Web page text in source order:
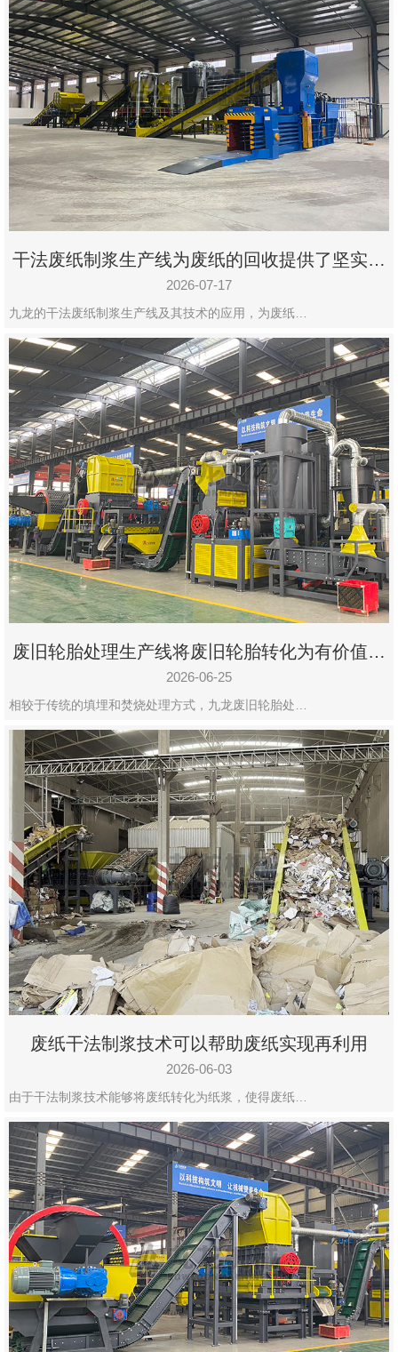
公
司
豫
ICP
备
19020390
号-1
干法废纸制浆生产线为废纸的回收提供了坚实的
保障
2026-07-17
九龙的干法废纸制浆生产线及其技术的应用，为废纸…
废旧轮胎处理生产线将废旧轮胎转化为有价值的
资源
2026-06-25
相较于传统的填埋和焚烧处理方式，九龙废旧轮胎处…
废纸干法制浆技术可以帮助废纸实现再利用
2026-06-03
由于干法制浆技术能够将废纸转化为纸浆，使得废纸…